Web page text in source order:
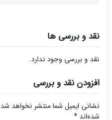
نقد و بررسی ها
نقد و بررسی وجود ندارد.
افزودن نقد و بررسی
نشانی ایمیل شما منتشر نخواهد
شده‌اند *